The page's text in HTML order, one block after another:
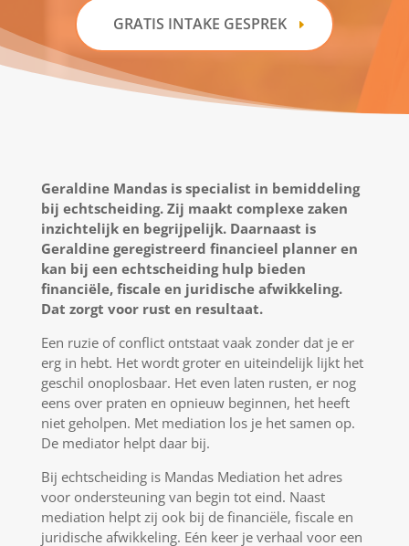
GRATIS INTAKE GESPREK
Geraldine Mandas is specialist in bemiddeling
bij echtscheiding. Zij maakt complexe zaken
inzichtelijk en begrijpelijk. Daarnaast is
Geraldine geregistreerd financieel planner en
kan bij een echtscheiding hulp bieden
financiële, fiscale en juridische afwikkeling.
Dat zorgt voor rust en resultaat.
Een ruzie of conflict ontstaat vaak zonder dat je er
erg in hebt. Het wordt groter en uiteindelijk lijkt het
geschil onoplosbaar. Het even laten rusten, er nog
eens over praten en opnieuw beginnen, het heeft
niet geholpen. Met mediation los je het samen op.
De mediator helpt daar bij.
Bij echtscheiding is Mandas Mediation het adres
voor ondersteuning van begin tot eind. Naast
mediation helpt zij ook bij de financiële, fiscale en
juridische afwikkeling. Eén keer je verhaal voor een